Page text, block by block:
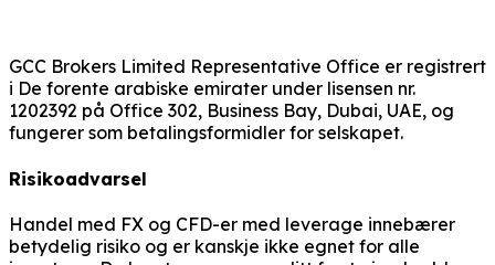
GCC Brokers Limited Representative Office er registrert
i De forente arabiske emirater under lisensen nr.
1202392 på Office 302, Business Bay, Dubai, UAE, og
fungerer som betalingsformidler for selskapet.
Risikoadvarsel
Handel med FX og CFD-er med leverage innebærer
betydelig risiko og er kanskje ikke egnet for alle